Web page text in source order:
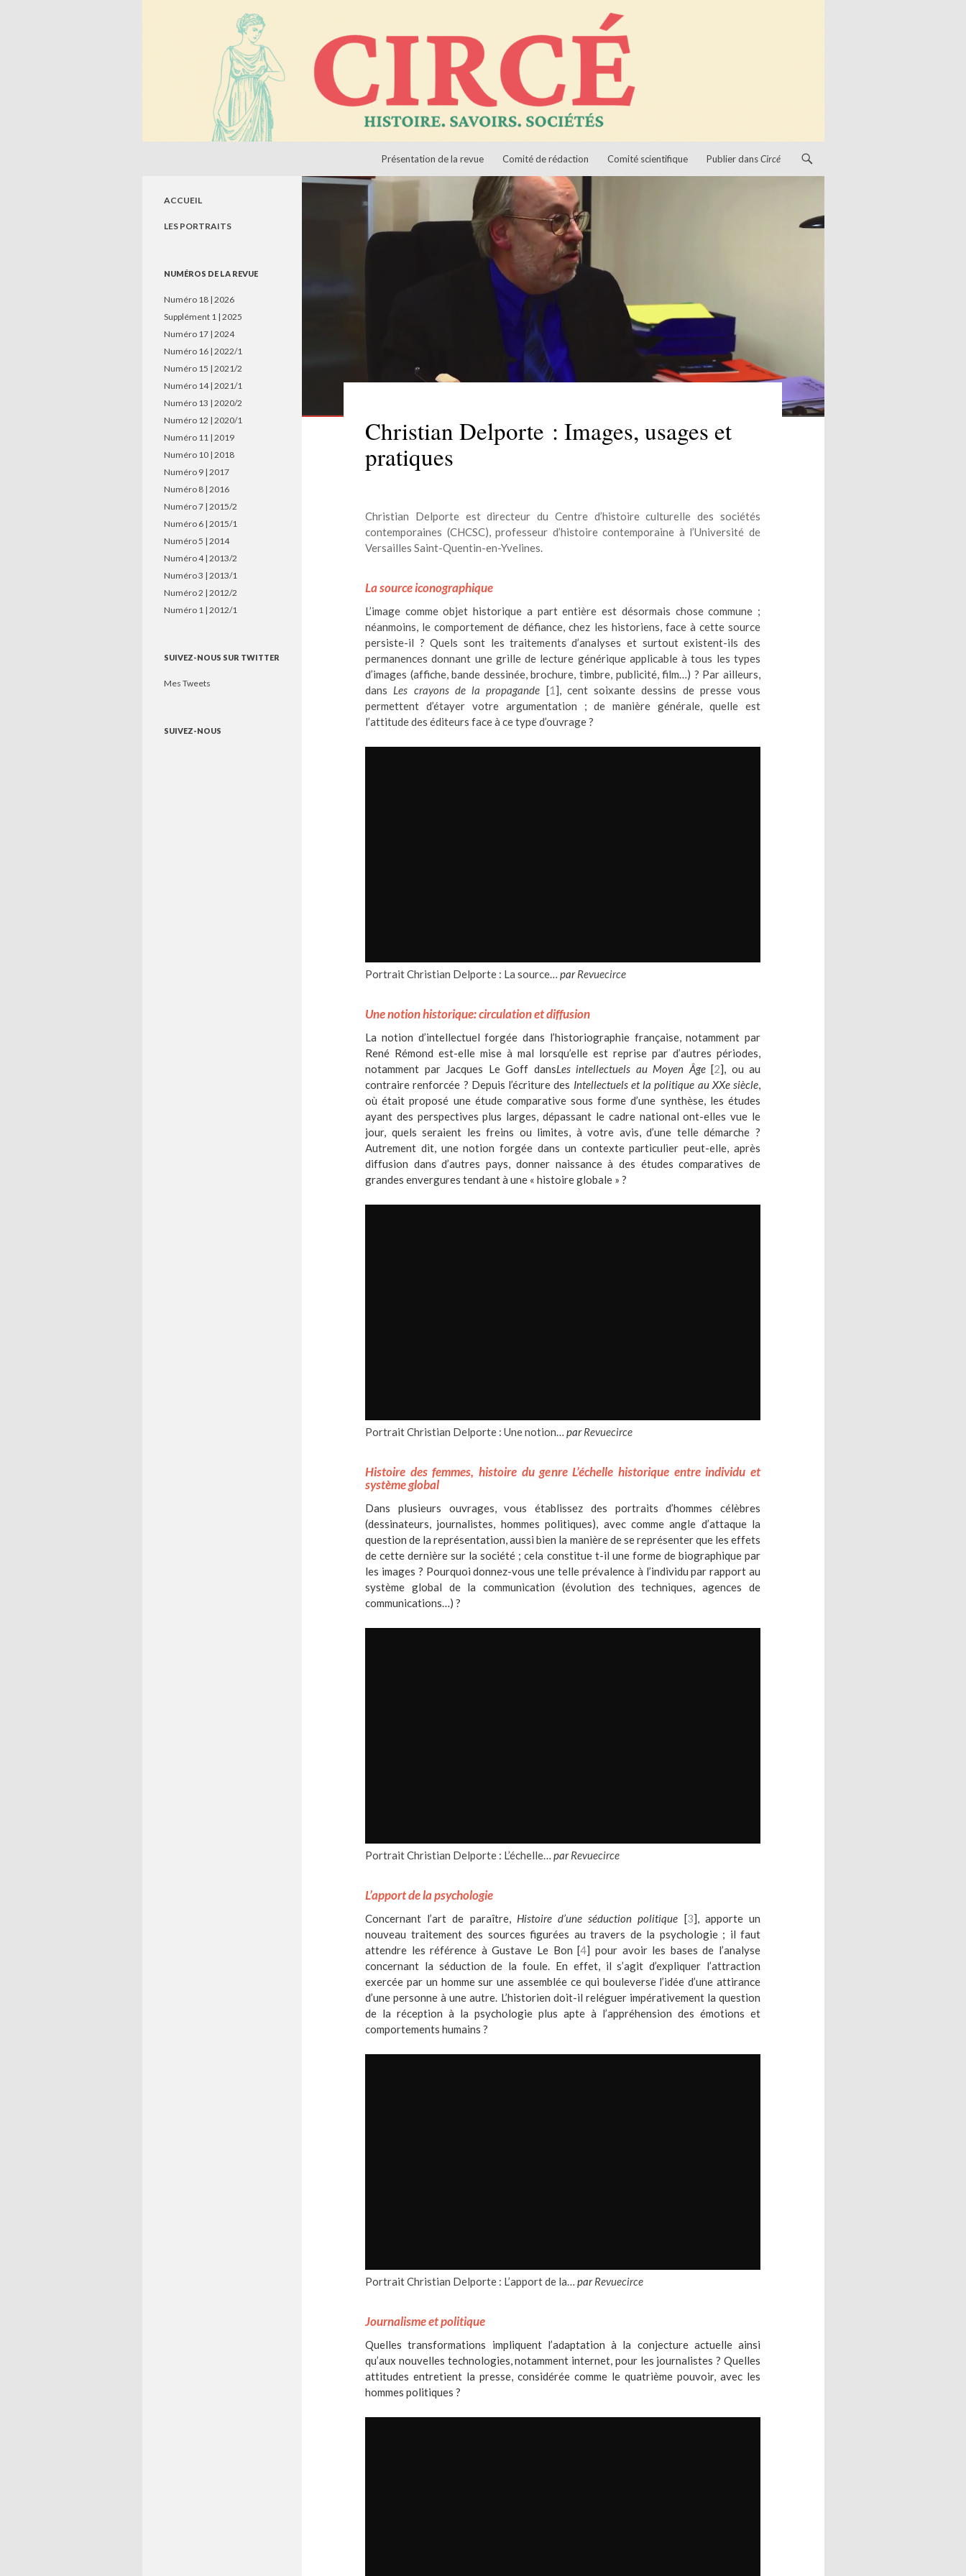
Présentation de la revue Comité de rédaction Comité scientifique Publier dansCircé
Christian Delporte : Images, usages et
pratiques
Christian Delporte est directeur du Centre d’histoire culturelle des sociétés
contemporaines (CHCSC), professeur d’histoire contemporaine à l’Université de
Versailles Saint-Quentin-en-Yvelines.
La source iconographique
L’image comme objet historique a part entière est désormais chose commune ;
néanmoins, le comportement de défiance, chez les historiens, face à cette source
persiste-il ? Quels sont les traitements d’analyses et surtout existent-ils des
permanences donnant une grille de lecture générique applicable à tous les types
d’images (affiche, bande dessinée, brochure, timbre, publicité, film…) ? Par ailleurs,
dans Les crayons de la propagande [1 ], cent soixante dessins de presse vous
permettent d’étayer votre argumentation ; de manière générale, quelle est
l’attitude des éditeurs face à ce type d’ouvrage ?
Portrait Christian Delporte : La source… parRevuecirce
Une notion historique: circulation et diffusion
La notion d’intellectuel forgée dans l’historiographie française, notamment par
René Rémond est-elle mise à mal lorsqu’elle est reprise par d’autres périodes,
notamment par Jacques Le Goff dansLes intellectuels au Moyen Âge[2], ou au
contraire renforcée ? Depuis l’écriture des Intellectuels et la politique au XXesiècle,
où était proposé une étude comparative sous forme d’une synthèse, les études
ayant des perspectives plus larges, dépassant le cadre national ont-elles vue le
jour, quels seraient les freins ou limites, à votre avis, d’une telle démarche ?
Autrement dit, une notion forgée dans un contexte particulier peut-elle, après
diffusion dans d’autres pays, donner naissance à des études comparatives de
grandes envergures tendant à une « histoire globale » ?
Portrait Christian Delporte : Une notion… parRevuecirce
Histoire des femmes, histoire du genre L’échelle historique entre individu et
système global
Dans plusieurs ouvrages, vous établissez des portraits d’hommes célèbres
(dessinateurs, journalistes, hommes politiques), avec comme angle d’attaque la
question de la représentation, aussi bien la manière de se représenter que les effets
de cette dernière sur la société ; cela constitue t-il une forme de biographique par
les images ? Pourquoi donnez-vous une telle prévalence à l’individu par rapport au
système global de la communication (évolution des techniques, agences de
communications…) ?
Portrait Christian Delporte : L’échelle… parRevuecirce
L’apport de la psychologie
Concernant l’art de paraître, Histoire d’une séduction politique [3], apporte un
nouveau traitement des sources figurées au travers de la psychologie ; il faut
attendre les référence à Gustave Le Bon [4] pour avoir les bases de l’analyse
concernant la séduction de la foule. En effet, il s’agit d’expliquer l’attraction
exercée par un homme sur une assemblée ce qui bouleverse l’idée d’une attirance
d’une personne à une autre. L’historien doit-il reléguer impérativement la question
de la réception à la psychologie plus apte à l’appréhension des émotions et
comportements humains ?
Portrait Christian Delporte : L’apport de la… parRevuecirce
Journalisme et politique
Quelles transformations impliquent l’adaptation à la conjecture actuelle ainsi
qu’aux nouvelles technologies, notamment internet, pour les journalistes ? Quelles
attitudes entretient la presse, considérée comme le quatrième pouvoir, avec les
hommes politiques ?
ACCUEIL
LES PORTRAITS
NUMÉROS DE LA REVUE
Numéro 18 | 2026
Supplément 1 | 2025
Numéro 17 | 2024
Numéro 16 | 2022/1
Numéro 15 | 2021/2
Numéro 14 | 2021/1
Numéro 13 | 2020/2
Numéro 12 | 2020/1
Numéro 11 | 2019
Numéro 10 | 2018
Numéro 9 | 2017
Numéro 8 | 2016
Numéro 7 | 2015/2
Numéro 6 | 2015/1
Numéro 5 | 2014
Numéro 4 | 2013/2
Numéro 3 | 2013/1
Numéro 2 | 2012/2
Numéro 1 | 2012/1
SUIVEZ-NOUS SUR TWITTER
Mes Tweets
SUIVEZ-NOUS